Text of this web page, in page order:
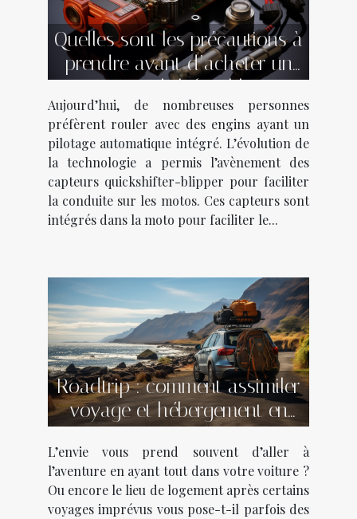
Quelles sont les précautions à
prendre avant d’acheter un
capteur quickshifter-blipper ?
Aujourd’hui, de nombreuses personnes
préfèrent rouler avec des engins ayant un
pilotage automatique intégré. L’évolution de
la technologie a permis l’avènement des
capteurs quickshifter-blipper pour faciliter
la conduite sur les motos. Ces capteurs sont
intégrés dans la moto pour faciliter le...
Roadtrip : comment assimiler
voyage et hébergement en
voiture ?
L’envie vous prend souvent d’aller à
l’aventure en ayant tout dans votre voiture ?
Ou encore le lieu de logement après certains
voyages imprévus vous pose-t-il parfois des